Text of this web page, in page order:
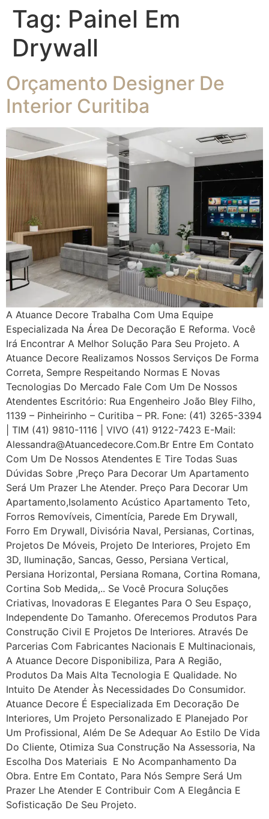
Tag: Painel Em
Drywall
Orçamento Designer De
Interior Curitiba
A Atuance Decore Trabalha Com Uma Equipe
Especializada Na Área De Decoração E Reforma. Você
Irá Encontrar A Melhor Solução Para Seu Projeto. A
Atuance Decore Realizamos Nossos Serviços De Forma
Correta, Sempre Respeitando Normas E Novas
Tecnologias Do Mercado Fale Com Um De Nossos
Atendentes Escritório: Rua Engenheiro João Bley Filho,
1139 – Pinheirinho – Curitiba – PR. Fone: (41) 3265-3394
| TIM (41) 9810-1116 | VIVO (41) 9122-7423 E-Mail:
Alessandra@atuancedecore.com.br Entre Em Contato
Com Um De Nossos Atendentes E Tire Todas Suas
Dúvidas Sobre ,Preço Para Decorar Um Apartamento
Será Um Prazer Lhe Atender. Preço Para Decorar Um
Apartamento,Isolamento Acústico Apartamento Teto,
Forros Removíveis, Cimentícia, Parede Em Drywall,
Forro Em Drywall, Divisória Naval, Persianas, Cortinas,
Projetos De Móveis, Projeto De Interiores, Projeto Em
3D, Iluminação, Sancas, Gesso, Persiana Vertical,
Persiana Horizontal, Persiana Romana, Cortina Romana,
Cortina Sob Medida,.. Se Você Procura Soluções
Criativas, Inovadoras E Elegantes Para O Seu Espaço,
Independente Do Tamanho. Oferecemos Produtos Para
Construção Civil E Projetos De Interiores. Através De
Parcerias Com Fabricantes Nacionais E Multinacionais,
A Atuance Decore Disponibiliza, Para A Região,
Produtos Da Mais Alta Tecnologia E Qualidade. No
Intuito De Atender Às Necessidades Do Consumidor.
Atuance Decore É Especializada Em Decoração De
Interiores, Um Projeto Personalizado E Planejado Por
Um Profissional, Além De Se Adequar Ao Estilo De Vida
Do Cliente, Otimiza Sua Construção Na Assessoria, Na
Escolha Dos Materiais E No Acompanhamento Da
Obra. Entre Em Contato, Para Nós Sempre Será Um
Prazer Lhe Atender E Contribuir Com A Elegância E
Sofisticação De Seu Projeto.